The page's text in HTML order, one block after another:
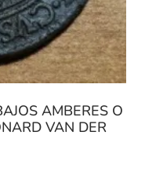
AMBERES O
VAN DER